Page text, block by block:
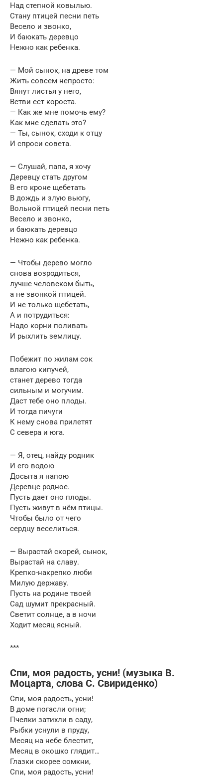
Над степной ковылью.
Стану птицей песни петь
Весело и звонко,
И баюкать деревцо
Нежно как ребенка.
— Мой сынок, на древе том
Жить совсем непросто:
Вянут листья у него,
Ветви ест короста.
— Как же мне помочь ему?
Как мне сделать это?
— Ты, сынок, сходи к отцу
И спроси совета.
— Слушай, папа, я хочу
Деревцу стать другом
В его кроне щебетать
В дождь и злую вьюгу,
Вольной птицей песни петь
Весело и звонко,
и баюкать деревцо
Нежно как ребенка.
— Чтобы дерево могло
снова возродиться,
лучше человеком быть,
а не звонкой птицей.
И не только щебетать,
А и потрудиться:
Надо корни поливать
И рыхлить землицу.
Побежит по жилам сок
влагою кипучей,
станет дерево тогда
сильным и могучим.
Даст тебе оно плоды.
И тогда пичуги
К нему снова прилетят
С севера и юга.
— Я, отец, найду родник
И его водою
Досыта я напою
Деревце родное.
Пусть дает оно плоды.
Пусть живут в нём птицы.
Чтобы было от чего
сердцу веселиться.
— Вырастай скорей, сынок,
Вырастай на славу.
Крепко-накрепко люби
Милую державу.
Пусть на родине твоей
Сад шумит прекрасный.
Светит солнце, а в ночи
Ходит месяц ясный.
***
Спи, моя радость, усни! (музыка В.
Моцарта, слова С. Свириденко)
Спи, моя радость, усни!
В доме погасли огни;
Пчелки затихли в саду,
Рыбки уснули в пруду,
Месяц на небе блестит,
Месяц в окошко глядит…
Глазки скорее сомкни,
Спи, моя радость, усни!